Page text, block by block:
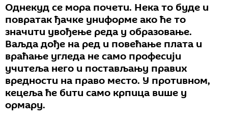
Однекуд се мора почети. Нека то буде и
повратак ђачке униформе ако ће то
значити увођење реда у образовање.
Ваљда дође на ред и повећање плата и
враћање угледа не само професији
учитеља него и постављању правих
вредности на право место. У противном,
кецеља ће бити само крпица више у
ормару.